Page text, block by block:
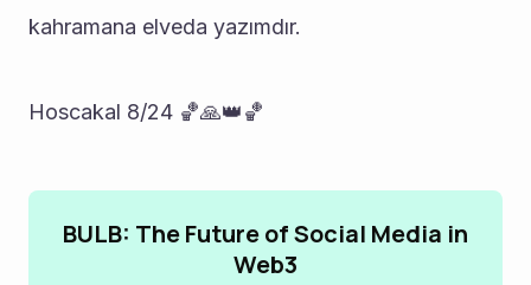
kahramana elveda yazımdır.
Hoscakal 8/24 🏀🙏👑🏀
BULB: The Future of Social Media in
Web3